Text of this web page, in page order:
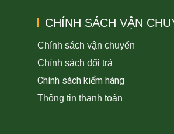
CHÍNH SÁCH VẬN
Chính sách vận chuyển
Chính sách đổi trả
Chính sách kiểm hàng
Thông tin thanh toán